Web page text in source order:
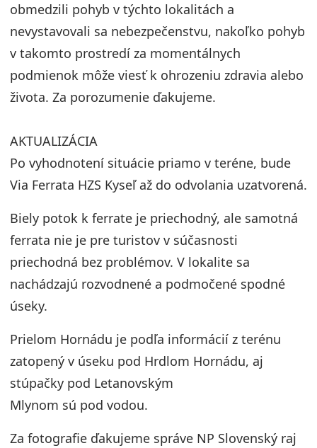
obmedzili pohyb v týchto lokalitách a
nevystavovali sa nebezpečenstvu, nakoľko pohyb
v takomto prostredí za momentálnych
podmienok môže viesť k ohrozeniu zdravia alebo
života. Za porozumenie ďakujeme.
AKTUALIZÁCIA
Po vyhodnotení situácie priamo v teréne, bude
Via Ferrata HZS Kyseľ až do odvolania uzatvorená.
Biely potok k ferrate je priechodný, ale samotná
ferrata nie je pre turistov v súčasnosti
priechodná bez problémov. V lokalite sa
nachádzajú rozvodnené a podmočené spodné
úseky.
Prielom Hornádu je podľa informácií z terénu
zatopený v úseku pod Hrdlom Hornádu, aj
stúpačky pod Letanovským
Mlynom sú pod vodou.
Za fotografie ďakujeme správe NP Slovenský raj